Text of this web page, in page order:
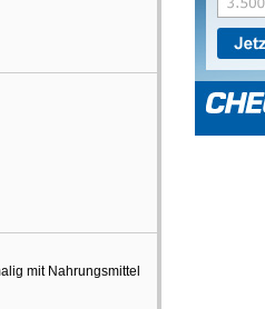
mit Nahrungsmittel